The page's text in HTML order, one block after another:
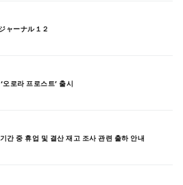
ャーナル１２
로라 프로스트’ 출시
간 중 휴업 및 결산 재고 조사 관련 출하 안내